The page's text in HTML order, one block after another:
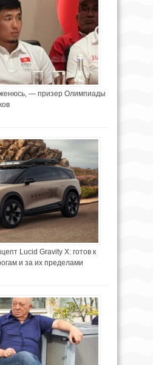
женюсь, — призер Олимпиады
Lucid Gravity X: готов к
и за их пределами